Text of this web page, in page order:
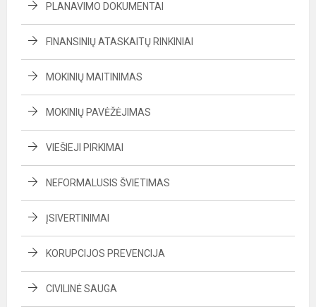
PLANAVIMO DOKUMENTAI
FINANSINIŲ ATASKAITŲ RINKINIAI
MOKINIŲ MAITINIMAS
MOKINIŲ PAVĖŽĖJIMAS
VIEŠIEJI PIRKIMAI
NEFORMALUSIS ŠVIETIMAS
ĮSIVERTINIMAI
KORUPCIJOS PREVENCIJA
CIVILINĖ SAUGA